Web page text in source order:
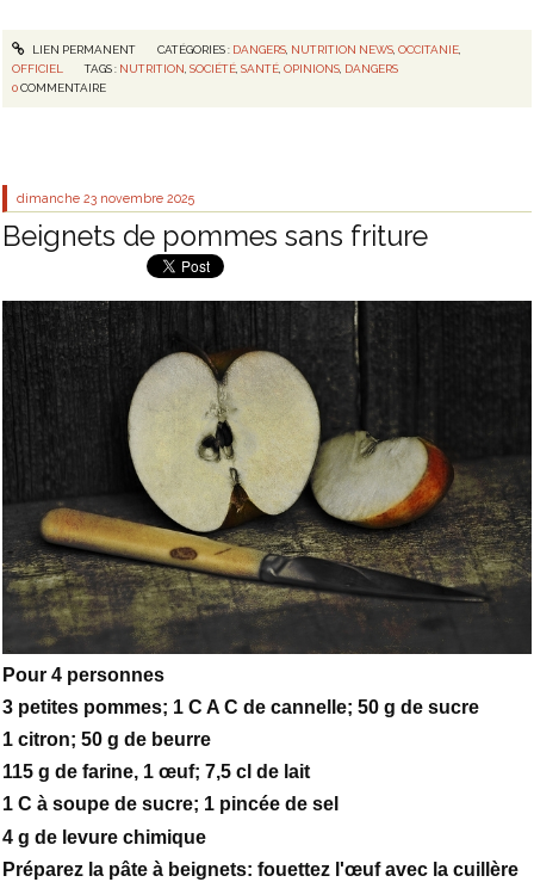
LIEN PERMANENT CATÉGORIES : DANGERS, NUTRITION NEWS, OCCITANIE,
OFFICIEL
TAGS : NUTRITION ,SOCIÉTÉ ,SANTÉ ,OPINIONS DANGERS
0COMMENTAIRE
dimanche 23 novembre 2025
Beignets de pommes sans friture
Pour 4 personnes
3 petites pommes; 1 C A C de cannelle; 50 g de sucre
1 citron; 50 g de beurre
115 g de farine, 1 œuf; 7,5 cl de lait
1 C à soupe de sucre; 1 pincée de sel
4 g de levure chimique
Préparez la pâte à beignets: fouettez l'œuf avec la cuillère